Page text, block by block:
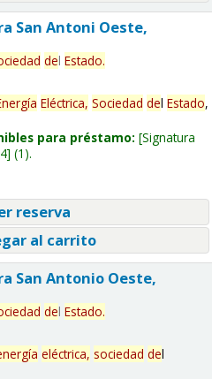
San Antoni Oeste,
del Estado.
Eléctrica, Sociedad del Estado,
para préstamo: Signatura
(1).
reserva
al carrito
San Antonio Oeste,
del Estado.
eléctrica, sociedad del